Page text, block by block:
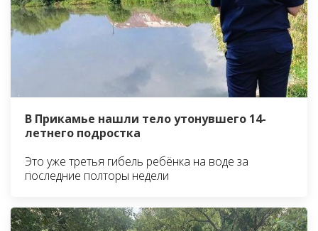
В Прикамье нашли тело утонувшего 14-
летнего подростка
Это уже третья гибель ребёнка на воде за
последние полторы недели